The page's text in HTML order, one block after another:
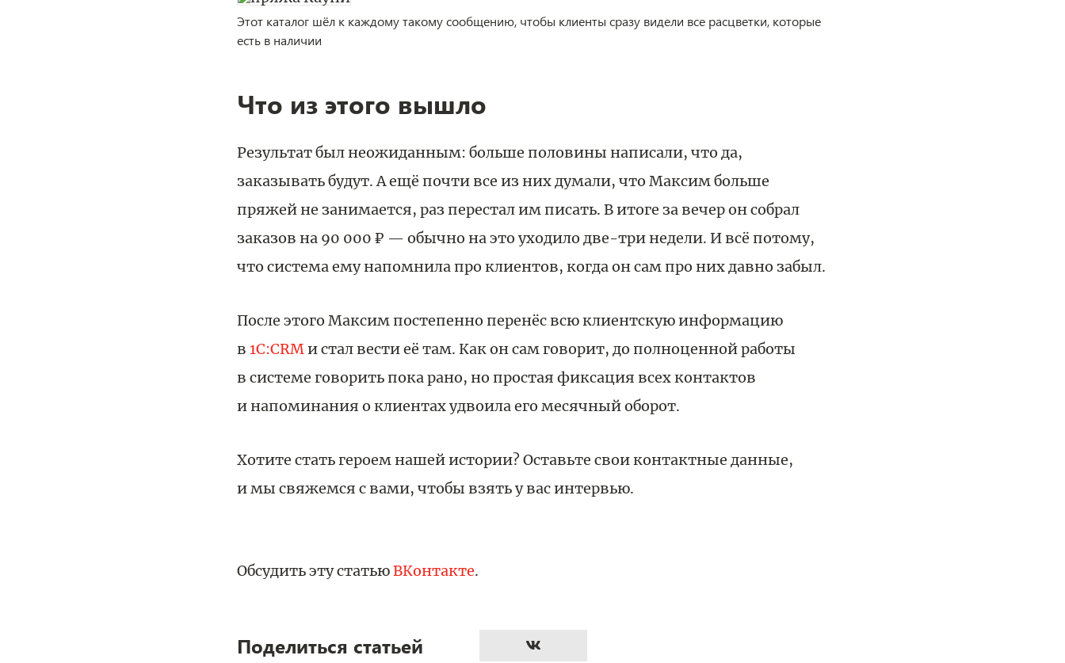
Этот каталог шёл к каждому такому сообщению, чтобы клиенты сразу видели все расцветки, которые
есть в наличии
Что из этого вышло
Результат был неожиданным: больше половины написали, что да,
заказывать будут. А ещё почти все из них думали, что Максим больше
пряжей не занимается, раз перестал им писать. В итоге за вечер он собрал
заказов на 90 000 ₽ — обычно на это уходило две-три недели. И всё потому,
что система ему напомнила про клиентов, когда он сам про них давно забыл.
После этого Максим постепенно перенёс всю клиентскую информацию
в 1С:CRMи стал вести её там. Как он сам говорит, до полноценной работы
в системе говорить пока рано, но простая фиксация всех контактов
и напоминания о клиентах удвоила его месячный оборот.
Хотите стать героем нашей истории? Оставьте свои контактные данные,
и мы свяжемся с вами, чтобы взять у вас интервью.
Обсудить эту статьюВКонтакте.
Поделиться статьей